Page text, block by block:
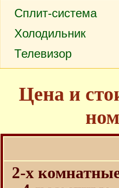
Сплит-система
Холодильник
Телевизор
Цена и
2-х